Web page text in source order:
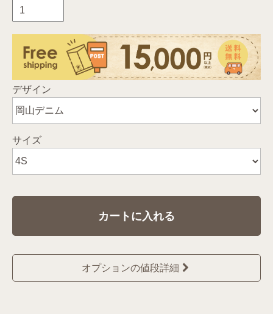
デザイン
サイズ
カートに入れる
オプションの値段詳細